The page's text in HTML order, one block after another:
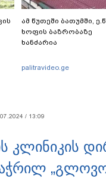
ამ წუთეში ბათუმში,
ხოფის ბაზრობაზე
ხანძარია
palitravideo.ge
/ 13:09
კლინიკის